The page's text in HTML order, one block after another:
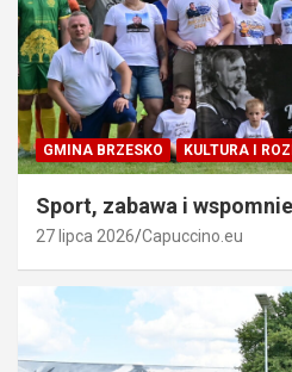
GMINA BRZESKO KULTURA I
Sport, zabawa i
27 lipca 2026 Capuccino.eu